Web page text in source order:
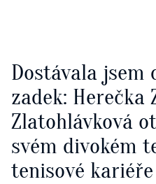
Dostávala jsem
zadek: Herečka
Zlatohlávková
svém divokém
tenisové kariéře